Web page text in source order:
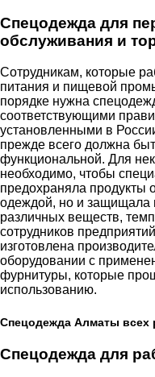
Спецодежда для
обслуживания и
Сотрудникам, которые
питания и пищевой
порядке нужна
соответствующими
установленными в
прежде всего должна
функциональной. Для
необходимо, чтобы
предохраняла продукты
одеждой, но и защищала
различных веществ,
сотрудников
изготовлена
оборудовании с
фурнитуры, которые
использованию.
Спецодежда Алматы всех
Спецодежда для